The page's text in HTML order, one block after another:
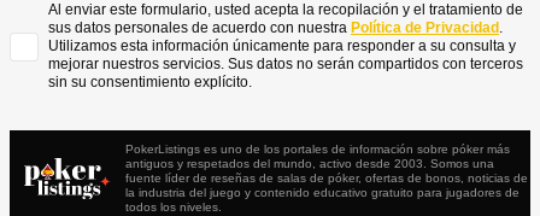
Al enviar este formulario, usted acepta la recopilación y el tratamiento de
sus datos personales de acuerdo con nuestra Política de Privacidad .
Utilizamos esta información únicamente para responder a su consulta y
mejorar nuestros servicios. Sus datos no serán compartidos con terceros
sin su consentimiento explícito.
PokerListings es uno de los portales de información sobre póker más
antiguos y respetados del mundo, activo desde 2003. Somos una
fuente líder de reseñas de salas de póker, ofertas de bonos, noticias de
la industria del juego y contenido educativo gratuito para jugadores de
todos los niveles.